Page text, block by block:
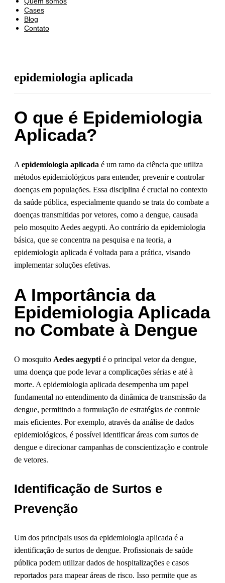
Cases
Blog
Contato
epidemiologia aplicada
O que é Epidemiologia
Aplicada?
A epidemiologia aplicada é um ramo da ciência que utiliza
métodos epidemiológicos para entender, prevenir e controlar
doenças em populações. Essa disciplina é crucial no contexto
da saúde pública, especialmente quando se trata do combate a
doenças transmitidas por vetores, como a dengue, causada
pelo mosquito Aedes aegypti. Ao contrário da epidemiologia
básica, que se concentra na pesquisa e na teoria, a
epidemiologia aplicada é voltada para a prática, visando
implementar soluções efetivas.
A Importância da
Epidemiologia Aplicada
no Combate à Dengue
O mosquito Aedes aegypti é o principal vetor da dengue,
uma doença que pode levar a complicações sérias e até à
morte. A epidemiologia aplicada desempenha um papel
fundamental no entendimento da dinâmica de transmissão da
dengue, permitindo a formulação de estratégias de controle
mais eficientes. Por exemplo, através da análise de dados
epidemiológicos, é possível identificar áreas com surtos de
dengue e direcionar campanhas de conscientização e controle
de vetores.
Identificação de Surtos e
Prevenção
Um dos principais usos da epidemiologia aplicada é a
identificação de surtos de dengue. Profissionais de saúde
pública podem utilizar dados de hospitalizações e casos
reportados para mapear áreas de risco. Isso permite que as